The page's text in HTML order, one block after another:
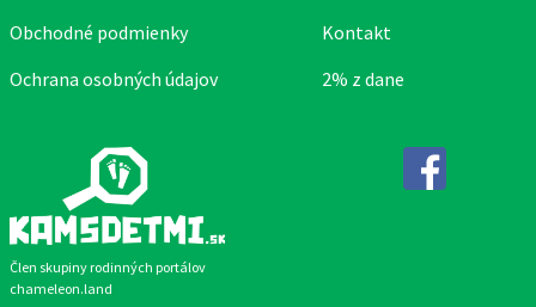
Člen skupiny rodinných portálov
chameleon.land
Obchodné podmienky
Ochrana osobných údajov
Kontakt
2% z dane